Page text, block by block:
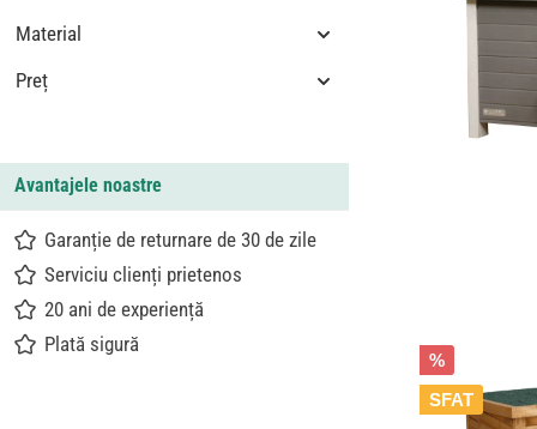
Material
Preț
Avantajele noastre
Garanție de returnare de 30 de zile
Serviciu clienți prietenos
20 ani de experiență
Plată sigură
%
SFAT